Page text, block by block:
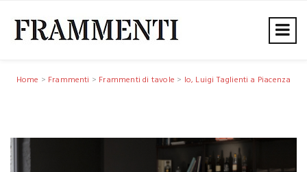
Home > Frammenti > Frammenti di tavole > Io, Luigi Taglienti a Piacenza